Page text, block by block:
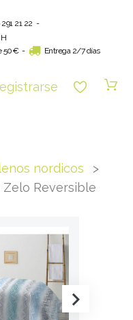
21 22 -
50€ - Entrega 2/7 días
nordicos
Reversible